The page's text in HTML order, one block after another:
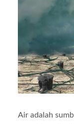
Air adalah